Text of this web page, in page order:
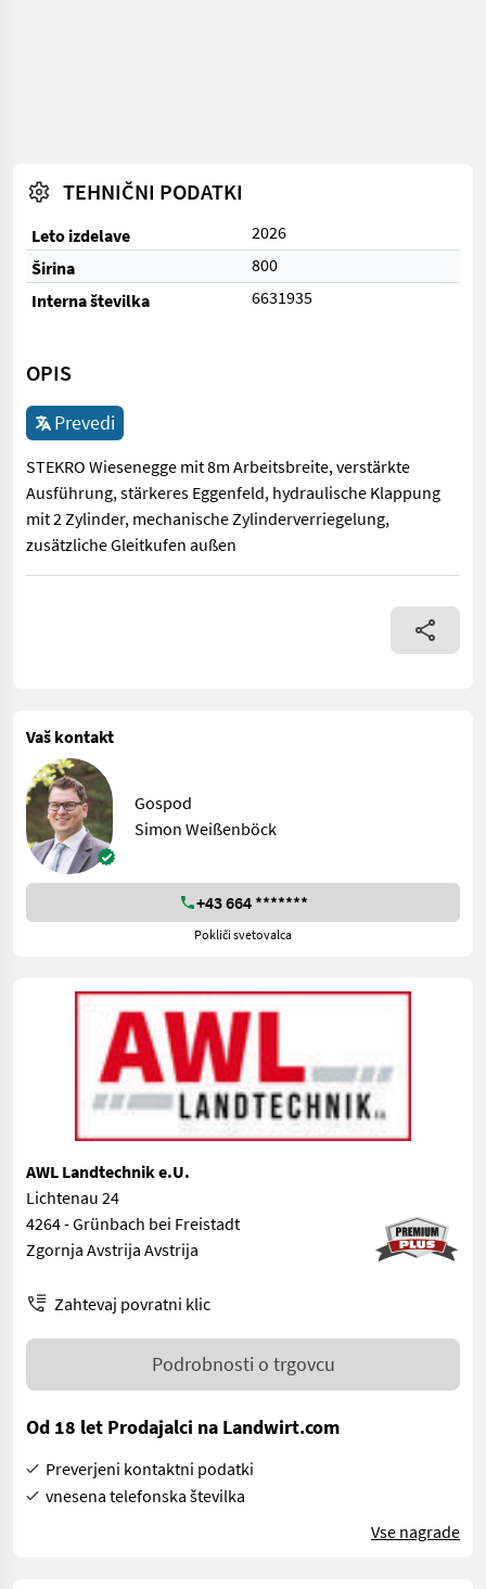
TEHNIČNI PODATKI
Leto izdelave
2026
Širina
800
Interna številka
6631935
OPIS
Prevedi
STEKRO Wiesenegge mit 8m Arbeitsbreite, verstärkte
Ausführung, stärkeres Eggenfeld, hydraulische Klappung
mit 2 Zylinder, mechanische Zylinderverriegelung,
zusätzliche Gleitkufen außen
STEKRO Wiesenegge mit 8m Arbeitsbreite, verstärkte
Vaš kontakt
Gospod
Simon Weißenböck
+43 664 *******
Pokliči svetovalca
AWL Landtechnik e.U.
Lichtenau 24
4264 - Grünbach bei Freistadt
Zgornja Avstrija Avstrija
Zahtevaj povratni klic
Podrobnosti o trgovcu
Od 18 let Prodajalci na Landwirt.com
Preverjeni kontaktni podatki
vnesena telefonska številka
Vse nagrade